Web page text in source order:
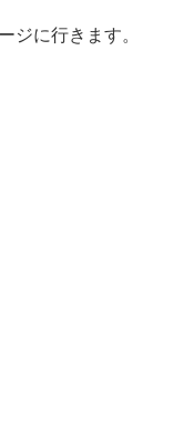
ジに行きます。